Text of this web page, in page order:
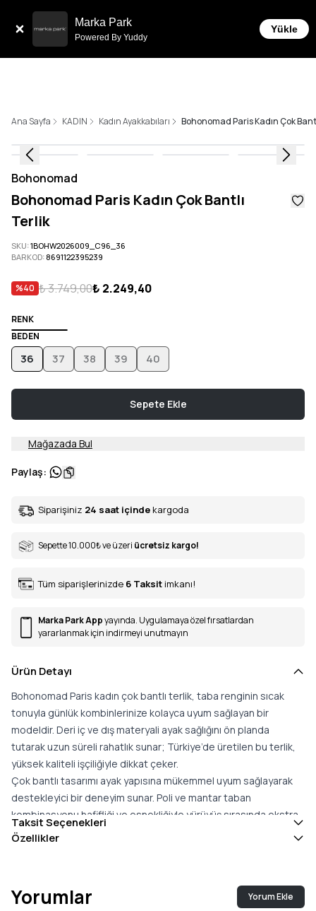
Marka Park
Powered By Yuddy
Yükle
Ana Sayfa KADIN Kadın Ayakkabıları Bohonomad Paris Kadın Çok
Bohonomad
Bohonomad Paris Kadın Çok Bantlı
Terlik
SKU:1BOHW2026009_C96_36
BARKOD: 8691122395239
%40 ₺ 3.749,00₺ 2.249,40
RENK
BEDEN
36 37 38 39 40
Sepete Ekle
Mağazada Bul
Paylaş:
Siparişiniz 24 saat içinde kargoda
Sepette 10.000₺ve üzeri ücretsiz kargo!
Tüm siparişlerinizde 6 Taksit imkanı!
Marka Park Appyayında. Uygulamaya özel fırsatlardan
yararlanmak için indirmeyi unutmayın
Ürün Detayı
Bohonomad Paris kadın çok bantlı terlik, taba renginin sıcak
tonuyla günlük kombinlerinize kolayca uyum sağlayan bir
modeldir. Deri iç ve dış materyali ayak sağlığını ön planda
tutarak uzun süreli rahatlık sunar; Türkiye’de üretilen bu terlik,
yüksek kaliteli işçiliğiyle dikkat çeker.
Çok bantlı tasarımı ayak yapısına mükemmel uyum sağlayarak
destekleyici bir deneyim sunar. Poli ve mantar taban
kombinasyonu hafifliği ve esnekliğiyle yürüyüş sırasında ekstra
konfor sağlar. 36’dan 40’a kadar beden seçenekleriyle sunulan
Taksit Seçenekleri
Özellikler
Yorumlar Yorum Ekle